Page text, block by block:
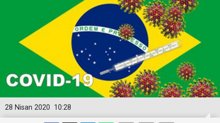
10:28
28 Nisan 2020